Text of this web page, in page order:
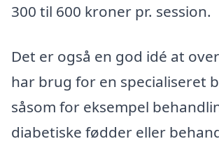
300 til 600 kroner pr. session.
Det er også en god idé at
har brug for en specialiseret
såsom for eksempel
diabetiske fødder eller